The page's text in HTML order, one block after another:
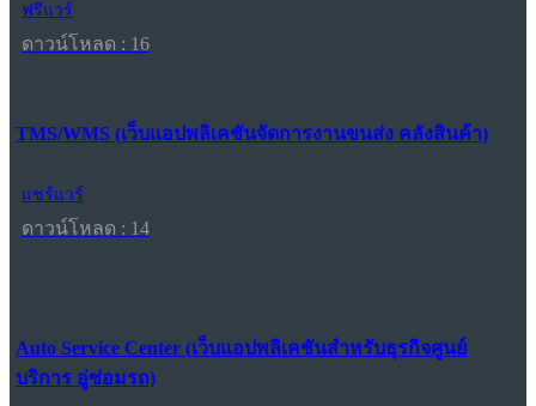
ฟรีแวร์
ดาวน์โหลด : 16
TMS/WMS (เว็บแอปพลิเคชันจัดการงานขนส่ง คลังสินค้า)
แชร์แวร์
ดาวน์โหลด : 14
Auto Service Center (เว็บแอปพลิเคชันสำหรับธุรกิจศูนย์
บริการ อู่ซ่อมรถ)